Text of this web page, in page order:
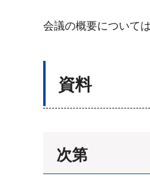
会議の概要について
資料
次第